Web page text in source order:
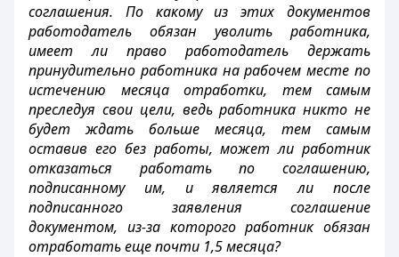
соглашения. По какому из этих документов
работодатель обязан уволить работника,
имеет ли право работодатель держать
принудительно работника на рабочем месте по
истечению месяца отработки, тем самым
преследуя свои цели, ведь работника никто не
будет ждать больше месяца, тем самым
оставив его без работы, может ли работник
отказаться работать по соглашению,
подписанному им, и является ли после
подписанного заявления соглашение
документом, из-за которого работник обязан
отработать еще почти 1,5 месяца?